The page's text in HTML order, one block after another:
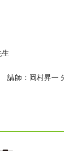
師：岡村昇一